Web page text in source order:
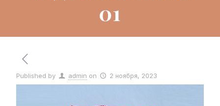
01
Published by admin on 2 ноября, 2023